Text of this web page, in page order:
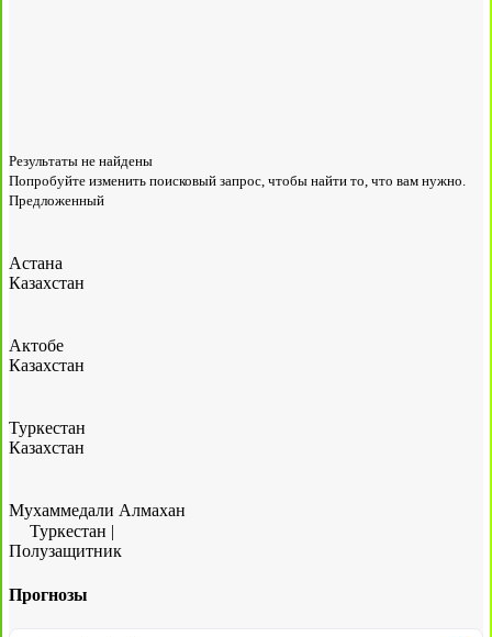
Результаты не найдены
Попробуйте изменить поисковый запрос, чтобы найти то, что вам нужно.
Предложенный
Астана
Казахстан
Актобе
Казахстан
Туркестан
Казахстан
Мухаммедали Алмахан
Туркестан |
Полузащитник
Прогнозы